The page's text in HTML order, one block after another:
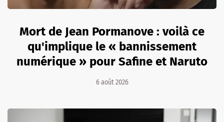
Mort de Jean Pormanove : voilà ce
qu'implique le « bannissement
numérique » pour Safine et Naruto
6 août 2026